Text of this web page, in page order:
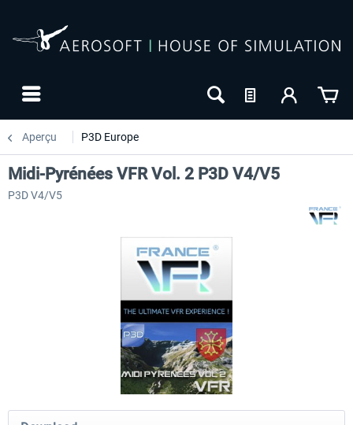
Aperçu P3D Europe
Hamburg-Finkenwerder Madeira X Evolution
Midi-Pyrénées VFR Vol. 2 P3D V4/V5
P3D V4/V5